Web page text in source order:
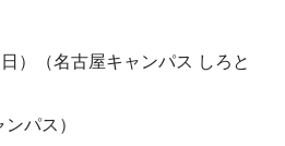
）（名古屋キャンパス しろと
パス）